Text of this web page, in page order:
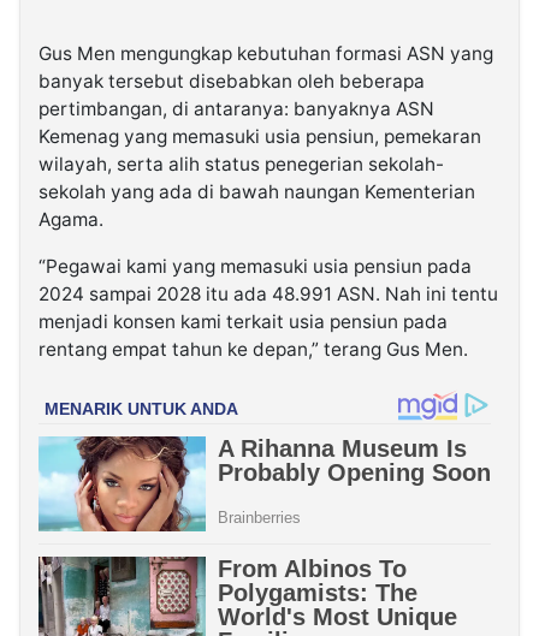
Gus Men mengungkap kebutuhan formasi ASN yang
banyak tersebut disebabkan oleh beberapa
pertimbangan, di antaranya: banyaknya ASN
Kemenag yang memasuki usia pensiun, pemekaran
wilayah, serta alih status penegerian sekolah-
sekolah yang ada di bawah naungan Kementerian
Agama.
“Pegawai kami yang memasuki usia pensiun pada
2024 sampai 2028 itu ada 48.991 ASN. Nah ini tentu
menjadi konsen kami terkait usia pensiun pada
rentang empat tahun ke depan,” terang Gus Men.